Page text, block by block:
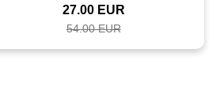
27.00 EUR
54.00 EUR